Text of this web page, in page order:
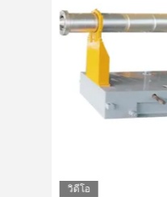
วิดีโอ